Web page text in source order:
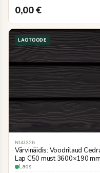
0,00€
LAOTOODE
N141326
Värvinäidis: Voodrilaud
Lap C50 must 3600×190 mm
puiduimitatsioon
Laos